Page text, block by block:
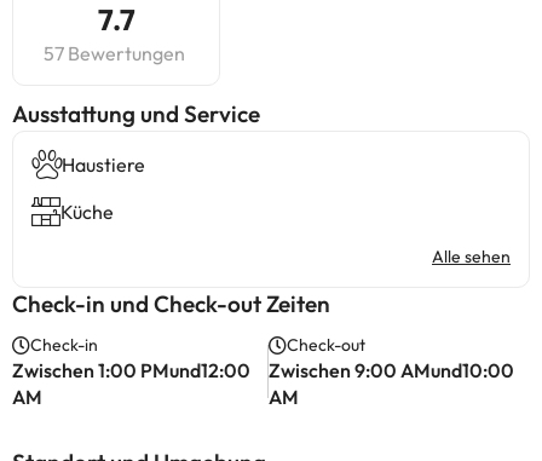
7.7
57 Bewertungen
​Ausstattung und Service
Haustiere
Küche
Alle sehen
Check-in und Check-out Zeiten
Check-in
Zwischen 1:00 PMund12:00
AM
Check-out
Zwischen 9:00 AMund10:00
AM